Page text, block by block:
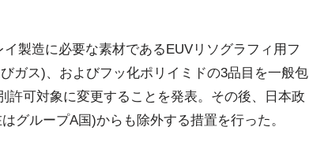
製造に必要な素材であるEUVリソグラフィ用フ
ガス)、およびフッ化ポリイミドの3品目を一般包
許可対象に変更することを発表。その後、日本政
グループA国)からも除外する措置を行った。